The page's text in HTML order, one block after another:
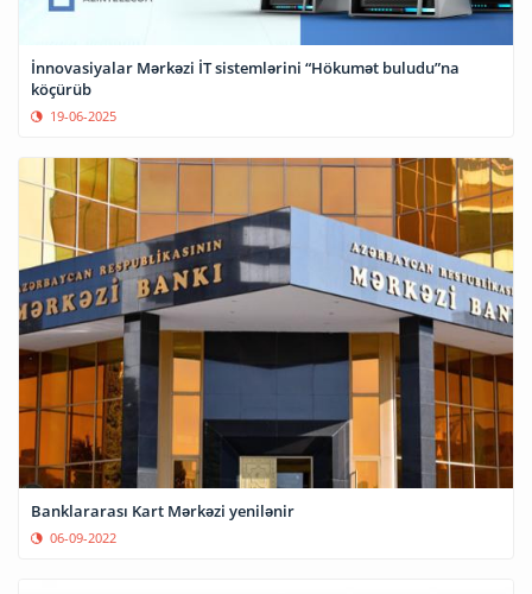
İnnovasiyalar Mərkəzi İT sistemlərini “Hökumət buludu”na
köçürüb
19-06-2025
Banklararası Kart Mərkəzi yenilənir
06-09-2022